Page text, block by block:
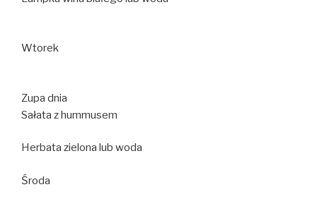
Wtorek
Zupa dnia
Sałata z hummusem
Herbata zielona lub woda
Środa